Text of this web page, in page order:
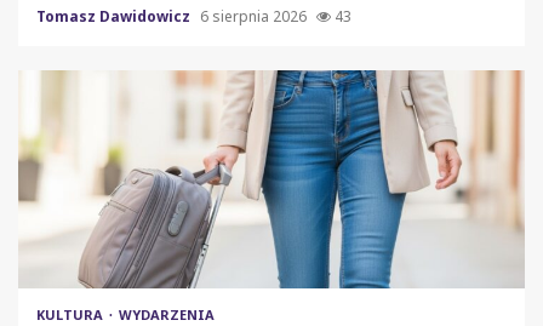
Tomasz Dawidowicz 6 sierpnia 2026 43
KULTURA WYDARZENIA